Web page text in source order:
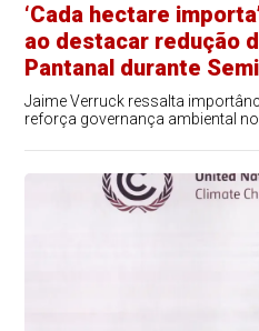
‘Cada hectare
ao destacar redução
Pantanal durante
Jaime Verruck ressalta
reforça governança ambiental